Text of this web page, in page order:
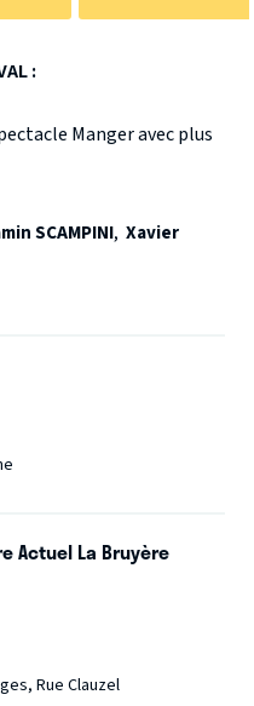
:
Manger avec plus
et en Europe, la
la scène pour tirer la
prise de conscience
fois à la question de
de la biodiversité et
chanteurs,
embarquent dans un
et libérateur.
SCAMPINI, Xavier
Actuel La Bruyère
Rue Clauzel